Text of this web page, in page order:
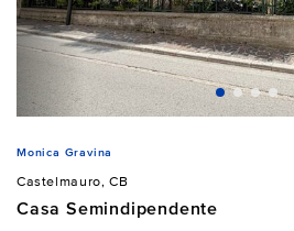
Monica Gravina
Castelmauro, CB
Casa Semindipendente